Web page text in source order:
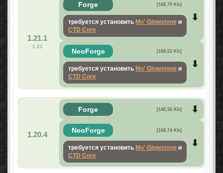
1.21.1
1.21
Forge [168,79 Kb]
требуется установить Mo' Glowstone и
CTD Core
NeoForge [168,63 Kb]
требуется установить Mo' Glowstone и
CTD Core
1.20.4
Forge [146,56 Kb]
NeoForge [168,74 Kb]
требуется установить Mo' Glowstone и
CTD Core